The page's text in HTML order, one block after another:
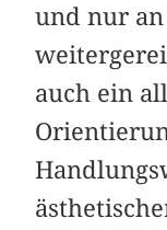
und nur
auch ein